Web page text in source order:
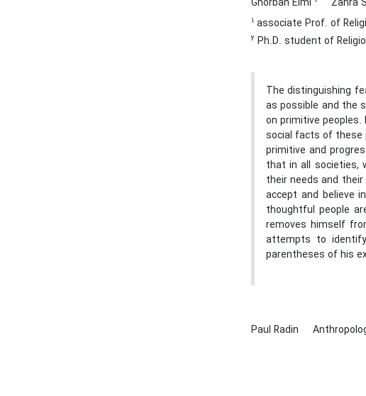
1 associate Prof. of
2 Ph.D. student of
The distinguishing
as possible and the
on primitive peoples.
social facts of these
primitive and
that in all societies,
their needs and
accept and believe
thoughtful people
removes himself
attempts to
parentheses of his
Paul Radin